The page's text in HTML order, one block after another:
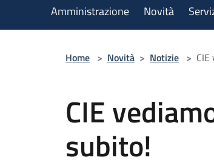
Amministrazione Novità
Home > Novità > Notizie >
CIE
subito!